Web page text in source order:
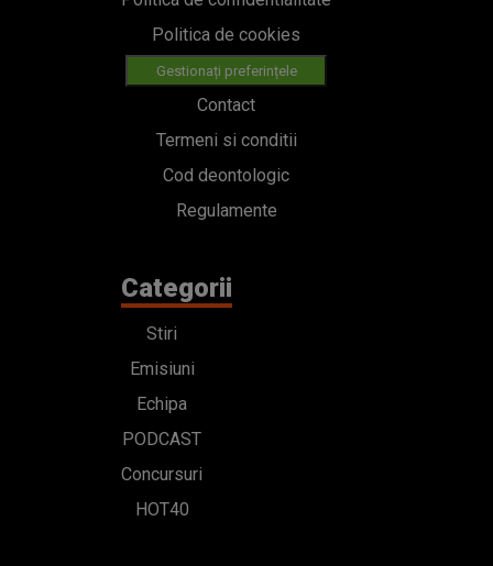
Politica de cookies
Gestionați preferințele
Contact
Termeni si conditii
Cod deontologic
Regulamente
Categorii
Stiri
Emisiuni
Echipa
PODCAST
Concursuri
HOT40